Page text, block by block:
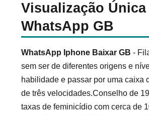
Visualização Única
WhatsApp GB
WhatsApp Iphone Baixar GB -
sem ser de diferentes origens e
habilidade e passar por uma caixa
de três velocidades.Conselho de
taxas de feminicídio com cerca de